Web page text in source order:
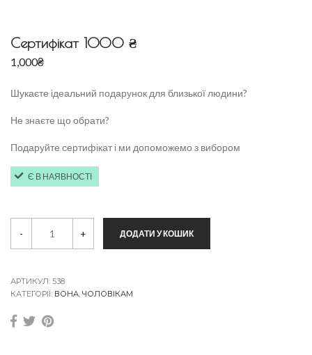
Сертифікат 1000 ₴
1,000₴
Шукаєте ідеальний подарунок для близької людини?
Не знаєте що обрати?
Подаруйте сертифікат і ми допоможемо з вибором
Є В НАЯВНОСТІ
р
ф
і
а
т
- + ДОДАТИ У КОШИК
АРТИКУЛ: 538
КАТЕГОРІЇ: ВОНА ЧОЛОВІКАМ